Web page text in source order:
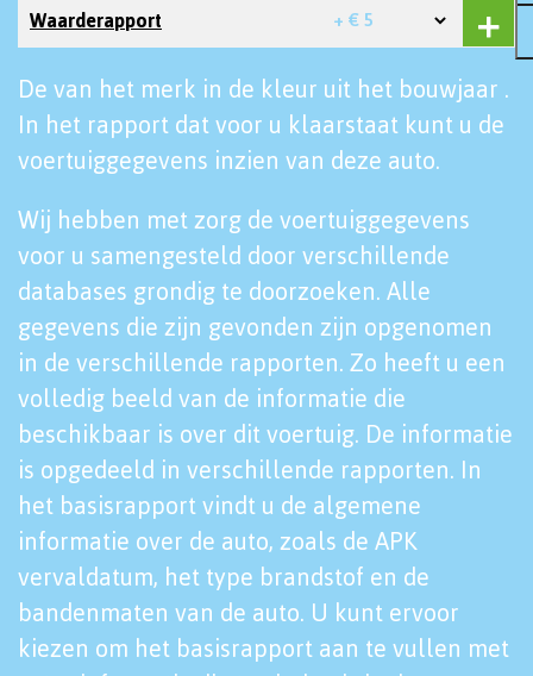
Waarderapport + € 5
De van het merk in de kleur uit het bouwjaar .
In het rapport dat voor u klaarstaat kunt u de
voertuiggegevens inzien van deze auto.
Wij hebben met zorg de voertuiggegevens
voor u samengesteld door verschillende
databases grondig te doorzoeken. Alle
gegevens die zijn gevonden zijn opgenomen
in de verschillende rapporten. Zo heeft u een
volledig beeld van de informatie die
beschikbaar is over dit voertuig. De informatie
is opgedeeld in verschillende rapporten. In
het basisrapport vindt u de algemene
informatie over de auto, zoals de APK
vervaldatum, het type brandstof en de
bandenmaten van de auto. U kunt ervoor
kiezen om het basisrapport aan te vullen met